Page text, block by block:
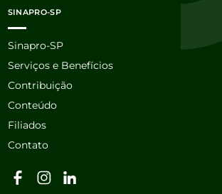
SINAPRO-SP
Sinapro-SP
Serviços e Benefícios
Contribuição
Conteúdo
Filiados
Contato